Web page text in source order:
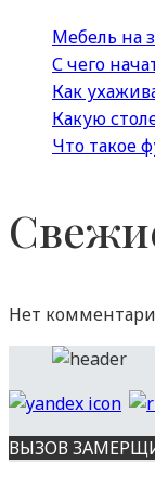
Мебель на
С чего
Как
Какую
Что такое
Нет
ВЫЗОВ